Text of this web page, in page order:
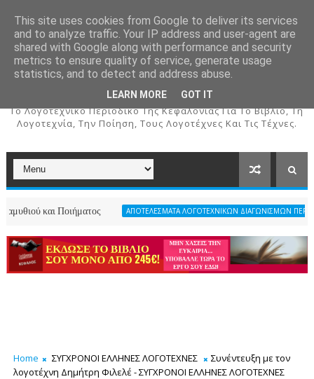
ΚΕΦΑΛΟΣ
To Λογοτεχνικό Περιοδικό Της Κεφαλονιάς Για Το Βιβλίο, Τη
Λογοτεχνία, Την Ποίηση, Τους Λογοτέχνες Και Τις Τέχνες.
Ποιήματος ΑΠΟΤΕΛΕΣΜΑΤΑ ΛΟΓΟΤΕΧΝΙΚΩΝ ΔΙΑΓΩΝΙΣΜΩΝ ΠΕΡΙΟΔΙΚΟΥ
Home ΣΥΓΧΡΟΝΟΙ ΕΛΛΗΝΕΣ ΛΟΓΟΤΕΧΝΕΣ
Συνέντευξη με τον
λογοτέχνη Δημήτρη Φιλελέ - ΣΥΓΧΡΟΝΟΙ ΕΛΛΗΝΕΣ ΛΟΓΟΤΕΧΝΕΣ
This site uses cookies from Google to deliver its services
and to analyze traffic. Your IP address and user-agent are
shared with Google along with performance and security
metrics to ensure quality of service, generate usage
statistics, and to detect and address abuse.
LEARN MORE GOT IT